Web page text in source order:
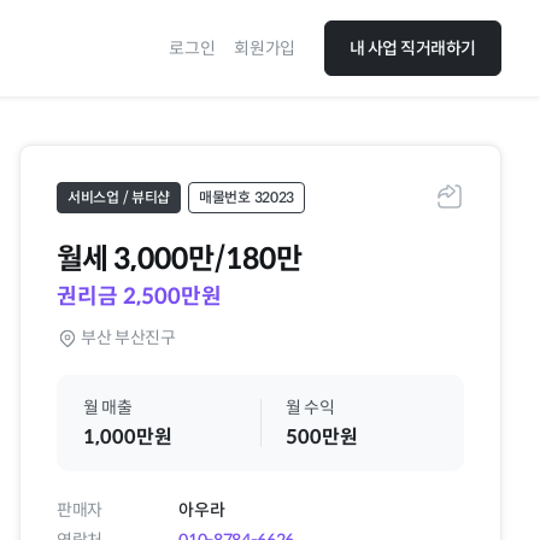
로그인 회원가입 내 사업 직거래하기
공유하기
서비스업 / 뷰티샵 매물번호 32023
월세 3,000만/180만
권리금 2,500만원
부산 부산진구
월 매출
1,000만원
월 수익
500만원
판매자
아우라